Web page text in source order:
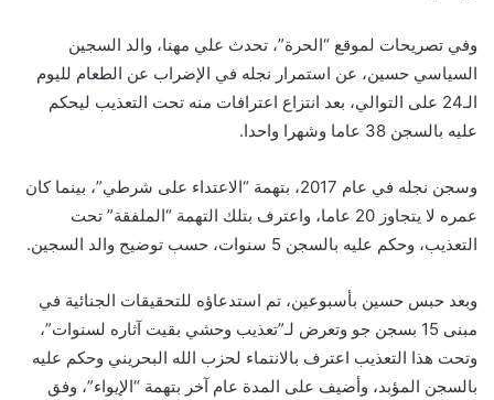
وفي تصريحات لموقع “الحرة”، تحدث علي مهنا، والد السجين
السياسي حسين، عن استمرار نجله في الإضراب عن الطعام لليوم
الـ24 على التوالي، بعد انتزاع اعترافات منه تحت التعذيب ليحكم
عليه بالسجن 38 عاما وشهرا واحدا.
وسجن نجله في عام 2017، بتهمة “الاعتداء على شرطي”، بينما كان
عمره لا يتجاوز 20 عاما، واعترف بتلك التهمة “الملفقة” تحت
التعذيب، وحكم عليه بالسجن 5 سنوات، حسب توضيح والد السجين.
وبعد حبس حسين بأسبوعين، تم استدعاؤه للتحقيقات الجنائية في
مبنى 15 بسجن جو وتعرض لـ”تعذيب وحشي بقيت آثاره لسنوات”،
وتحت هذا التعذيب اعترف بالانتماء لحزب الله البحريني وحكم عليه
بالسجن المؤبد، وأضيف على المدة عام آخر بتهمة “الإيواء”، وفق